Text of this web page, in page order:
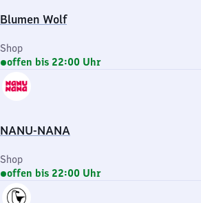
Blumen Wolf
Shop
offen bis 22:00 Uhr
NANU-NANA
Shop
offen bis 22:00 Uhr